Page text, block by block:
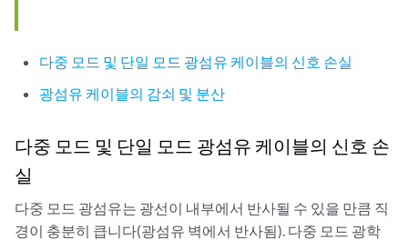
다중 모드 및 단일 모드 광섬유 케이블의 신호 손실
광섬유 케이블의 감쇠 및 분산
다중 모드 및 단일 모드 광섬유 케이블의 신호 손
실
다중 모드 광섬유는 광선이 내부에서 반사될 수 있을 만큼 직
경이 충분히 큽니다(광섬유 벽에서 반사됨). 다중 모드 광학